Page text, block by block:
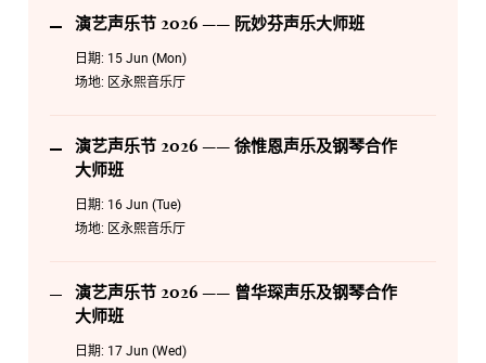
演艺声乐节2026 —— 歌剧传承之夜
演艺声乐节 2026 —— 阮妙芬声乐大师班
日期: 15 Jun (Mon)
场地: 区永熙音乐厅
演艺声乐节 2026 —— 徐惟恩声乐及钢琴合作
大师班
日期: 16 Jun (Tue)
场地: 区永熙音乐厅
演艺声乐节 2026 —— 曾华琛声乐及钢琴合作
大师班
日期: 17 Jun (Wed)